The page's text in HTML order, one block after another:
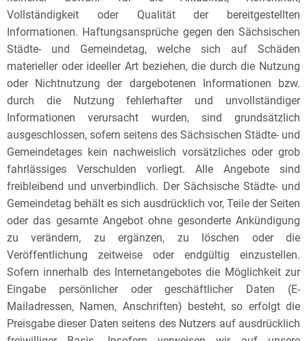
Vollständigkeit oder Qualität der bereitgestellten
Informationen. Haftungsansprüche gegen den Sächsischen
Städte- und Gemeindetag, welche sich auf Schäden
materieller oder ideeller Art beziehen, die durch die Nutzung
oder Nichtnutzung der dargebotenen Informationen bzw.
durch die Nutzung fehlerhafter und unvollständiger
Informationen verursacht wurden, sind grundsätzlich
ausgeschlossen, sofern seitens des Sächsischen Städte- und
Gemeindetages kein nachweislich vorsätzliches oder grob
fahrlässiges Verschulden vorliegt. Alle Angebote sind
freibleibend und unverbindlich. Der Sächsische Städte- und
Gemeindetag behält es sich ausdrücklich vor, Teile der Seiten
oder das gesamte Angebot ohne gesonderte Ankündigung
zu verändern, zu ergänzen, zu löschen oder die
Veröffentlichung zeitweise oder endgültig einzustellen.
Sofern innerhalb des Internetangebotes die Möglichkeit zur
Eingabe persönlicher oder geschäftlicher Daten (E-
Mailadressen, Namen, Anschriften) besteht, so erfolgt die
Preisgabe dieser Daten seitens des Nutzers auf ausdrücklich